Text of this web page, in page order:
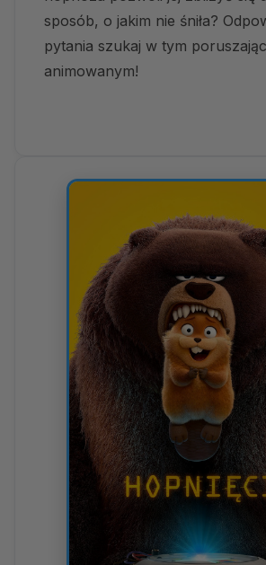
sposób, o jakim nie śniła?
pytania szukaj w tym
animowanym!